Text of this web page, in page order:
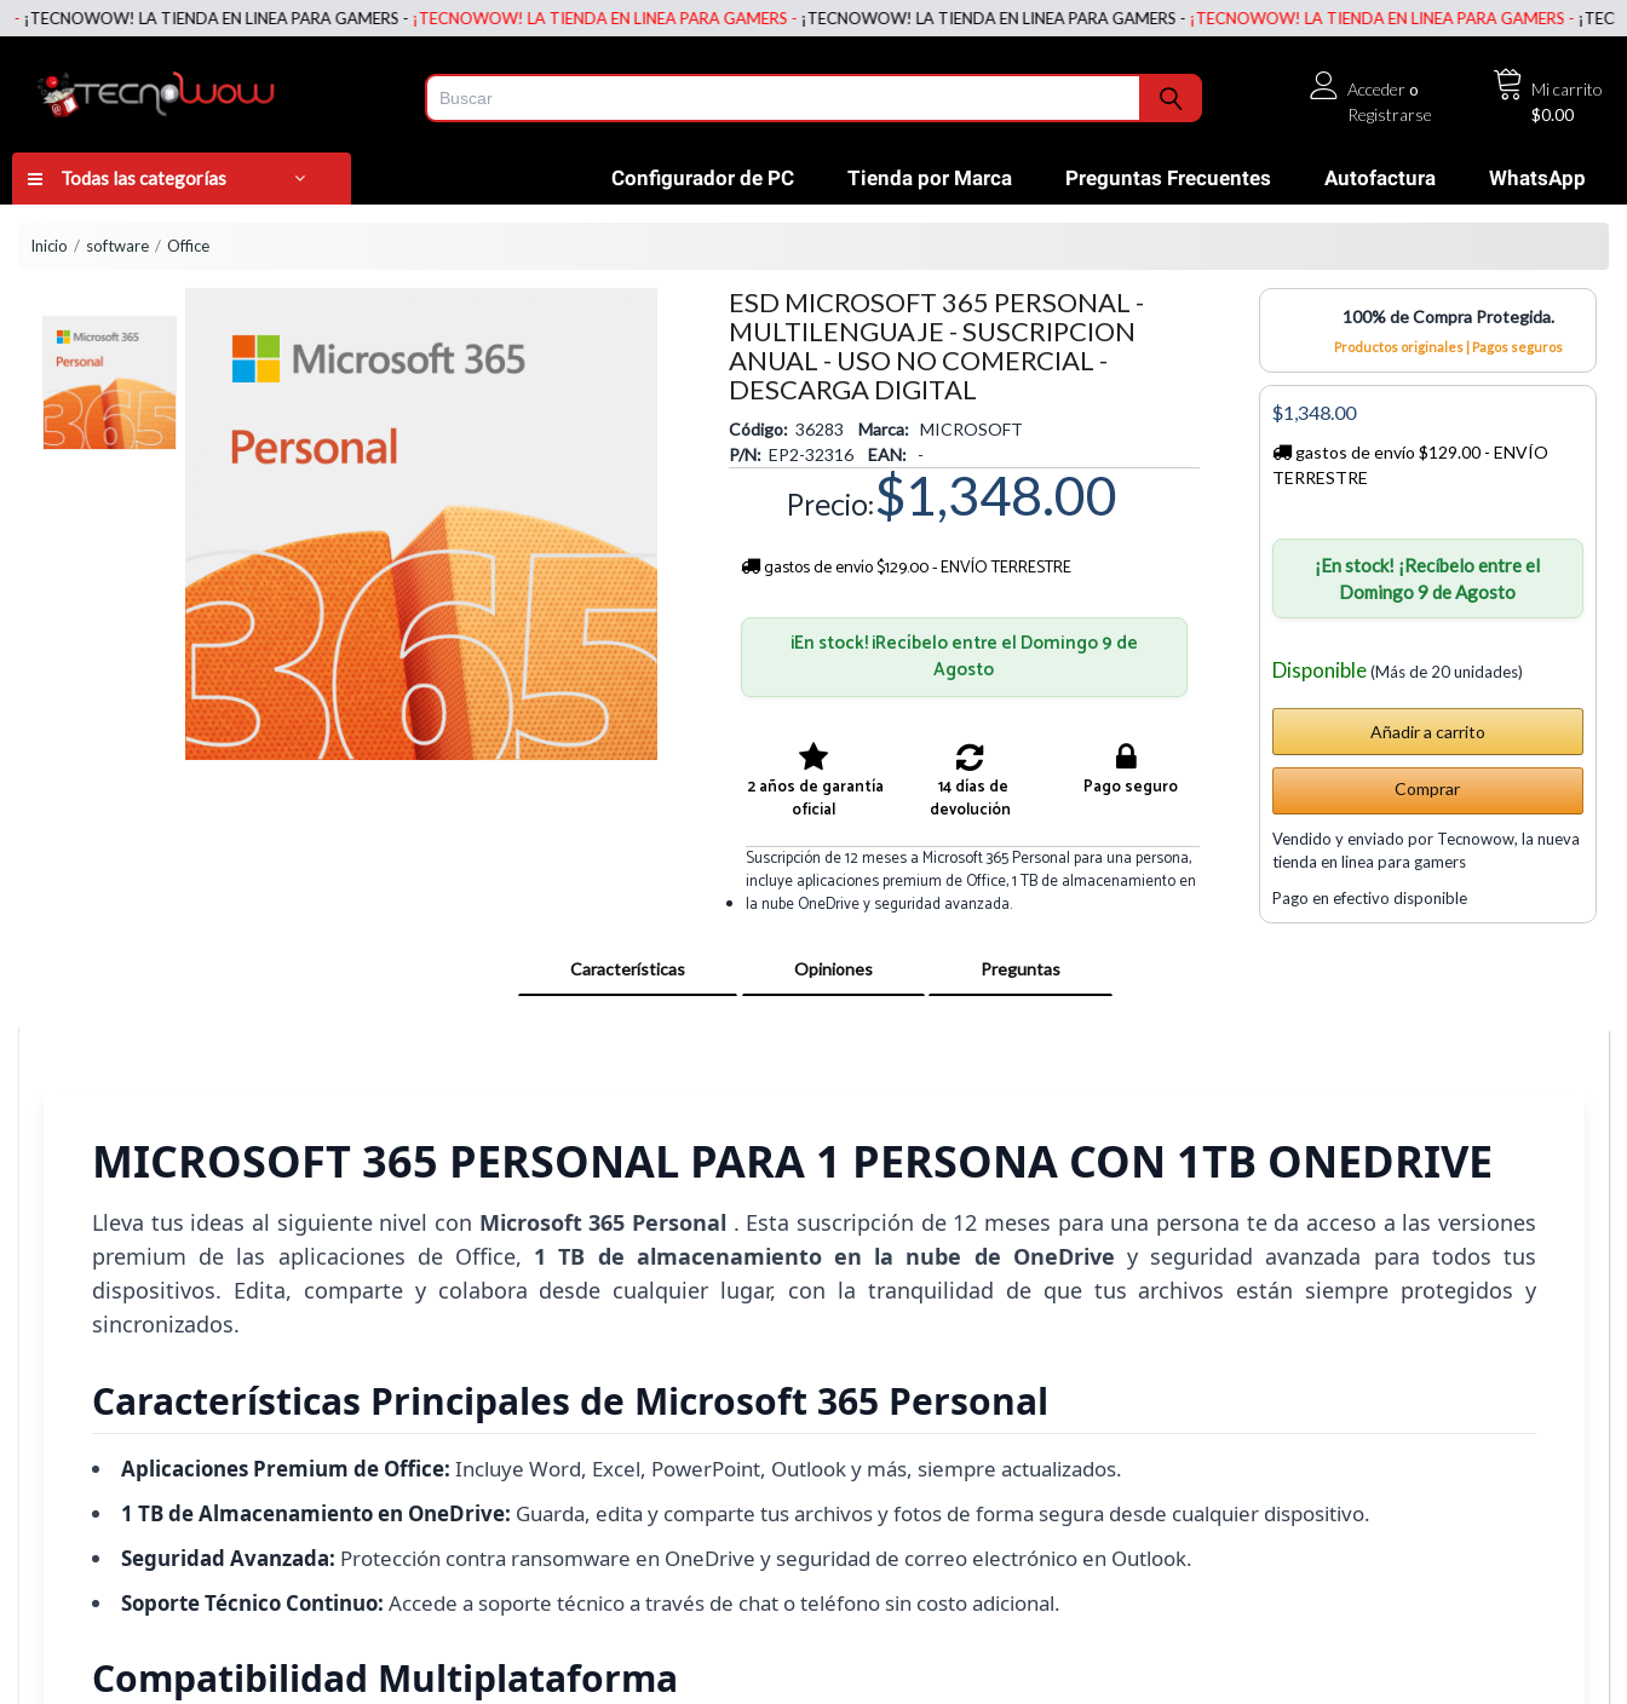
LA TIENDA EN LINEA PARA GAMERS -¡TECNOWOW! LA TIENDA EN LINEA PARA GAMERS -¡TECNOWOW! LA TIENDA EN LINEA PARA GAMERS -¡TECNOWOW! LA TIENDA EN LINEA PARA GAMERS -
Mi carrito
$0.00
Accedero
Registrarse
Todas las categorías Configurador de PC Tienda por Marca Preguntas Frecuentes Autofactura WhatsApp
Inicio software Office
ESD MICROSOFT 365 PERSONAL -
MULTILENGUAJE - SUSCRIPCION
ANUAL - USO NO COMERCIAL -
DESCARGA DIGITAL
Código: 36283 Marca: MICROSOFT
P/N: EP2-32316 EAN: -
Precio:$1,348.00
gastos de envío $129.00 - ENVÍO TERRESTRE
¡En stock! ¡Recíbelo entre el Domingo 9 de
Agosto
2 años de garantía
oficial
14 días de
devolución
Pago seguro
Suscripción de 12 meses a Microsoft 365 Personal para una persona,
incluye aplicaciones premium de Office, 1 TB de almacenamiento en
la nube OneDrive y seguridad avanzada.
100% de Compra Protegida.
Productos originales | Pagos seguros
$1,348.00
gastos de envío $129.00 - ENVÍO
TERRESTRE
¡En stock! ¡Recíbelo entre el
Domingo 9 de Agosto
Disponible(Más de 20 unidades)
Comprar
Vendido y enviado por Tecnowow, la nueva
tienda en linea para gamers
Pago en efectivo disponible
Características Opiniones Preguntas
MICROSOFT 365 PERSONAL PARA 1 PERSONA CON 1TB ONEDRIVE
Lleva tus ideas al siguiente nivel con Microsoft 365 Personal . Esta suscripción de 12 meses para una persona te da acceso a las versiones
premium de las aplicaciones de Office, 1 TB de almacenamiento en la nube de OneDrivey seguridad avanzada para todos tus
dispositivos. Edita, comparte y colabora desde cualquier lugar, con la tranquilidad de que tus archivos están siempre protegidos y
sincronizados.
Características Principales de Microsoft 365 Personal
Aplicaciones Premium de Office: Incluye Word, Excel, PowerPoint, Outlook y más, siempre actualizados.
1 TB de Almacenamiento en OneDrive: Guarda, edita y comparte tus archivos y fotos de forma segura desde cualquier dispositivo.
Seguridad Avanzada: Protección contra ransomware en OneDrive y seguridad de correo electrónico en Outlook.
Soporte Técnico Continuo: Accede a soporte técnico a través de chat o teléfono sin costo adicional.
Compatibilidad Multiplataforma